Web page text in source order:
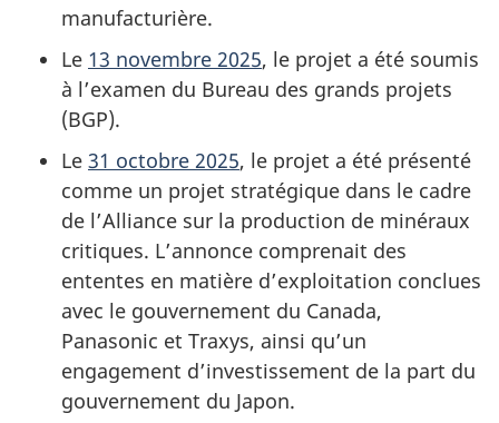
manufacturière.
Le 13 novembre 2025, le projet a été soumis
à l’examen du Bureau des grands projets
(BGP).
Le 31 octobre 2025, le projet a été présenté
comme un projet stratégique dans le cadre
de l’Alliance sur la production de minéraux
critiques. L’annonce comprenait des
ententes en matière d’exploitation conclues
avec le gouvernement du Canada,
Panasonic et Traxys, ainsi qu’un
engagement d’investissement de la part du
gouvernement du Japon.